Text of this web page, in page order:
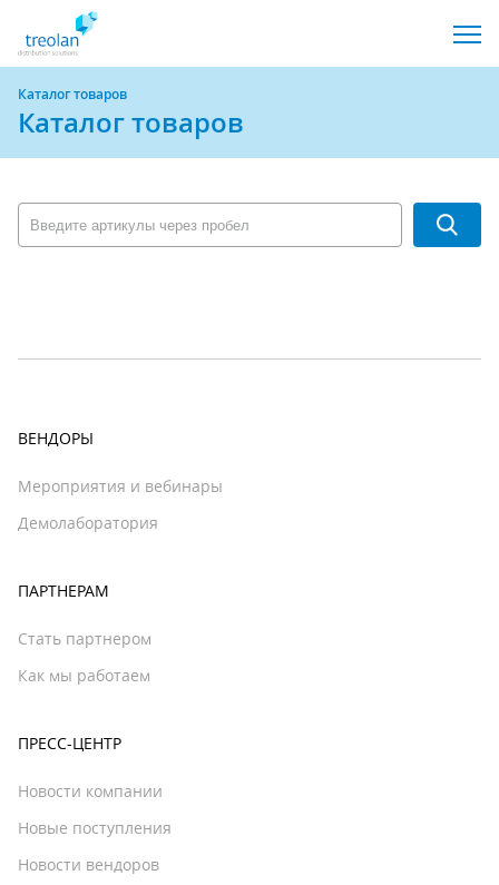
Каталог товаров
Каталог товаров
ВЕНДОРЫ
Мероприятия и вебинары
Демолаборатория
ПАРТНЕРАМ
Стать партнером
Как мы работаем
ПРЕСС-ЦЕНТР
Новости компании
Новые поступления
Новости вендоров